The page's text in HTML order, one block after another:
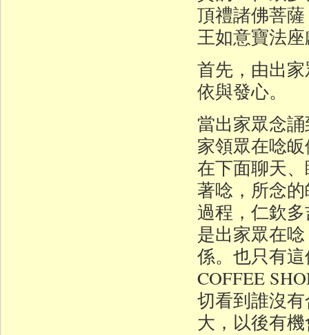
頂禮諸佛菩
王如意寶法
首先，由出
依與發心。
當出家眾念
家領眾在唸
在下面聊天
著唸，所念
過程，仁欽
是出家眾在
係。也只有
COFFEE
切看到誰沒
大，以後有